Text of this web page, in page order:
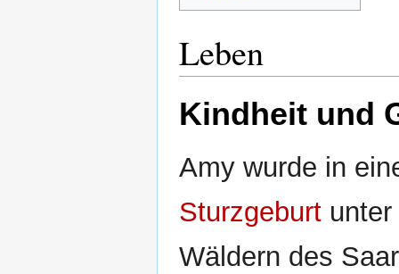
Leben
Kindheit und
Amy wurde in
Sturzgeburt
Wäldern des